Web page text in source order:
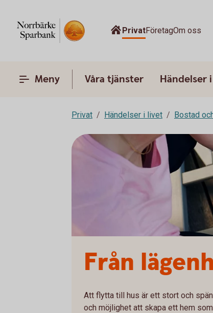
PrivatFöretagOm oss
Meny Våra tjänster Händelser
Privat Händelser i livet Bostad
Från
Att flytta till hus är ett stort och
och möjlighet att skapa ett hem